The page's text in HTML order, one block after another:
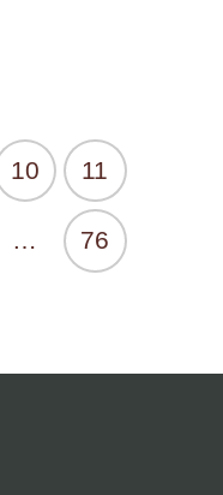
10 11
… 76